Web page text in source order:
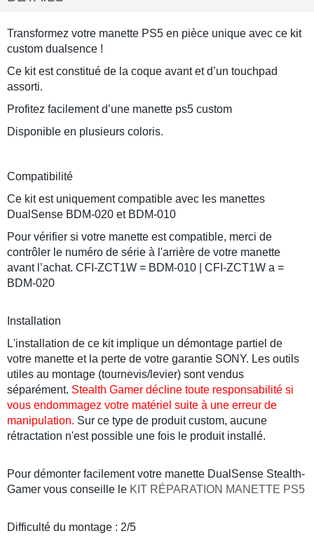
Transformez votre manette PS5 en pièce unique avec ce kit
custom dualsence !
Ce kit est constitué de la coque avant et d’un touchpad
assorti.
Profitez facilement d’une manette ps5 custom
Disponible en plusieurs coloris.
Compatibilité
Ce kit est uniquement compatible avec les manettes
DualSense BDM-020 et BDM-010
Pour vérifier si votre manette est compatible, merci de
contrôler le numéro de série à l'arrière de votre manette
avant l’achat. CFI-ZCT1W = BDM-010 | CFI-ZCT1W a =
BDM-020
Installation
L'installation de ce kit implique un démontage partiel de
votre manette et la perte de votre garantie SONY. Les outils
utiles au montage (tournevis/levier) sont vendus
séparément. Stealth Gamer décline toute responsabilité si
vous endommagez votre matériel suite à une erreur de
manipulation. Sur ce type de produit custom, aucune
rétractation n'est possible une fois le produit installé.
Pour démonter facilement votre manette DualSense Stealth-
Gamer vous conseille le KIT RÉPARATION MANETTE PS5
Difficulté du montage : 2/5